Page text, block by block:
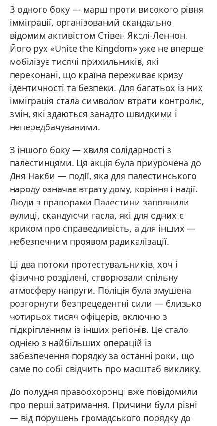
З одного боку — марш проти високого рівня
імміграції, організований скандально
відомим активістом Стівен Якслі-Леннон.
Його рух «Unite the Kingdom» уже не вперше
мобілізує тисячі прихильників, які
переконані, що країна переживає кризу
ідентичності та безпеки. Для багатьох із них
імміграція стала символом втрати контролю,
змін, які здаються занадто швидкими і
непередбачуваними.
З іншого боку — хвиля солідарності з
палестинцями. Ця акція була приурочена до
Дня Накби — події, яка для палестинського
народу означає втрату дому, коріння і надії.
Люди з прапорами Палестини заповнили
вулиці, скандуючи гасла, які для одних є
криком про справедливість, а для інших —
небезпечним проявом радикалізації.
Ці два потоки протестувальників, хоч і
фізично розділені, створювали спільну
атмосферу напруги. Поліція була змушена
розгорнути безпрецедентні сили — близько
чотирьох тисяч офіцерів, включно з
підкріпленням із інших регіонів. Це стало
однією з найбільших операцій із
забезпечення порядку за останні роки, що
саме по собі свідчить про масштаб виклику.
До полудня правоохоронці вже повідомили
про перші затримання. Причини були різні
— від порушень громадського порядку до